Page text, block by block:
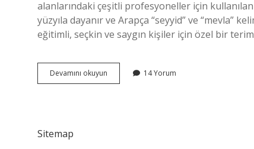
alanlarındaki çeşitli profesyoneller için
yüzyıla dayanır ve Arapça “seyyid” ve “mevla”
eğitimli, seçkin ve saygın kişiler için özel bir
Devamını okuyun
Nin
14 Yorum
Sitemap